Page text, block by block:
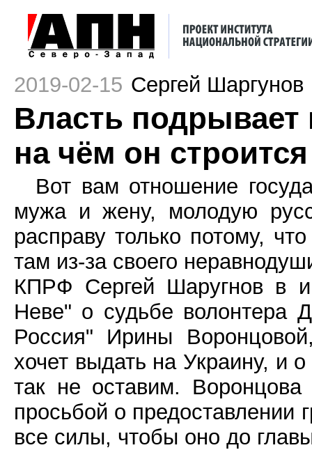
2019-02-15 Сергей Шаргунов
Власть подрывает
на чём он строится
Вот вам отношение
мужа и жену, молодую
расправу только потому,
там из-за своего
КПРФ Сергей Шаругнов в
Неве" о судьбе волонтера
Россия" Ирины
хочет выдать на Украину, и
так не оставим.
просьбой о
все силы, чтобы оно до